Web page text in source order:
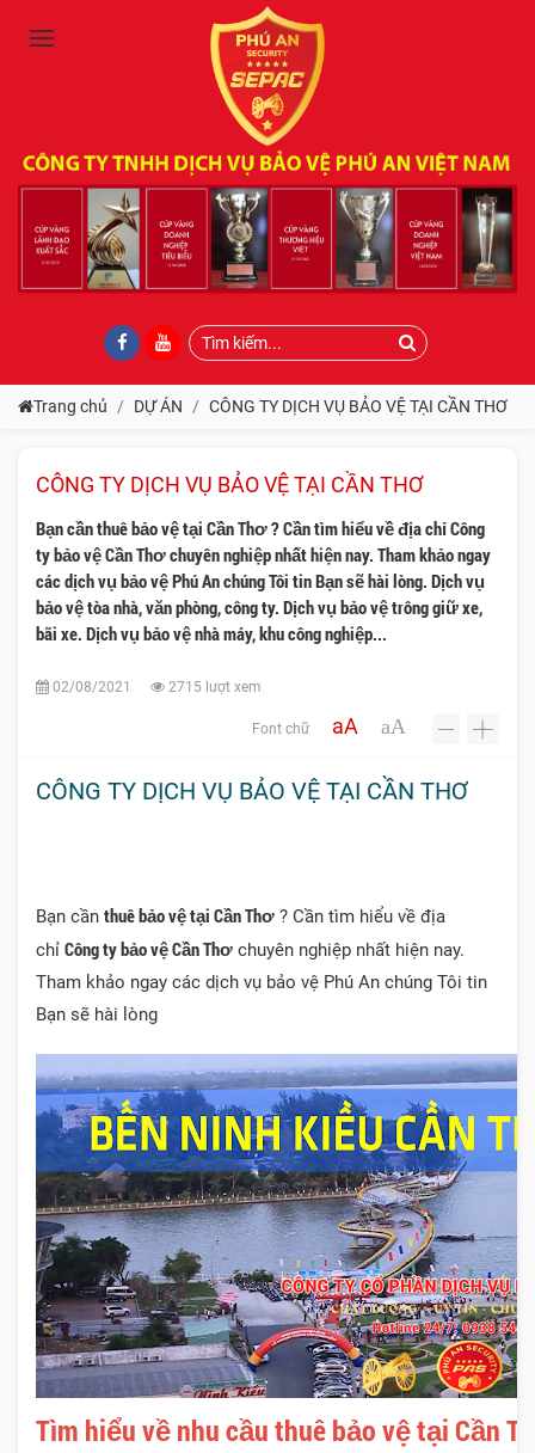
Trang chủ DỰ ÁN CÔNG TY DỊCH VỤ BẢO VỆ TẠI CẦN THƠ
CÔNG TY DỊCH VỤ BẢO VỆ TẠI CẦN THƠ
Bạn cần thuê bảo vệ tại Cần Thơ ? Cần tìm hiểu về địa chỉ Công
ty bảo vệ Cần Thơ chuyên nghiệp nhất hiện nay. Tham khảo ngay
các dịch vụ bảo vệ Phú An chúng Tôi tin Bạn sẽ hài lòng. Dịch vụ
bảo vệ tòa nhà, văn phòng, công ty. Dịch vụ bảo vệ trông giữ xe,
bãi xe. Dịch vụ bảo vệ nhà máy, khu công nghiệp...
02/08/2021 2715 lượt xem
Font chữ aA aA - +
CÔNG TY DỊCH VỤ BẢO VỆ TẠI CẦN THƠ
Bạn cần thuê bảo vệ tại Cần Thơ ? Cần tìm hiểu về địa
chỉ Công ty bảo vệ Cần Thơ chuyên nghiệp nhất hiện nay.
Tham khảo ngay các dịch vụ bảo vệ Phú An chúng Tôi tin
Bạn sẽ hài lòng
Tìm hiểu về nhu cầu thuê bảo vệ tại Cần